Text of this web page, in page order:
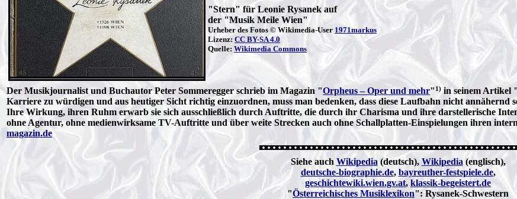
"Stern" für Leonie Rysanek auf
der "Musik Meile Wien"
Urheber des Fotos © Wikimedia-User 1971markus
Lizenz: CC BY-SA 4.0
Quelle: Wikimedia Commons
Der Musikjournalist und Buchautor Peter Sommeregger schrieb im Magazin "Orpheus – Oper und mehr" 1) in seinem Artikel
Karriere zu würdigen und aus heutiger Sicht richtig einzuordnen, muss man bedenken, dass diese Laufbahn nicht
Ihre Wirkung, ihren Ruhm erwarb sie sich ausschließlich durch Auftritte, die durch ihr Charisma und ihre darstellerische
ohne Agentur, ohne medienwirksame TV-Auftritte und über weite Strecken auch ohne Schallplatten-Einspielungen ihren
magazin.de
Siehe auch Wikipedia (deutsch), Wikipedia (englisch),
deutsche-biographie.de, bayreuther-festspiele.de,
geschichtewiki.wien.gv.at, klassik-begeistert.de
"Österreichisches Musiklexikon": Rysanek-Schwestern